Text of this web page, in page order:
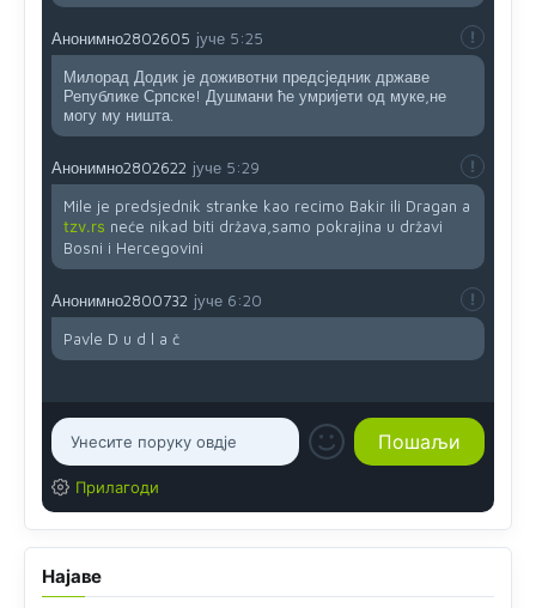
Анонимно2802605 јуче 5:25
Милорад Додик је доживотни предсједник државе
Републике Српске! Душмани ће умријети од муке,не
могу му ништа.
Анонимно2802622 јуче 5:29
Mile je predsjednik stranke kao recimo Bakir ili Dragan a
tzv.rs neće nikad biti država,samo pokrajina u državi
Bosni i Hercegovini
Анонимно2800732 јуче 6:20
Pavle D u d l a č
Прилагоди
Најаве